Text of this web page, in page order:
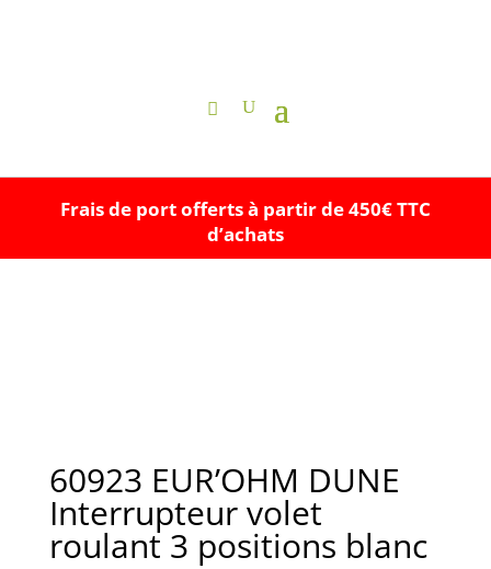
Frais de port offerts à partir de 450€ TTC
d’achats
60923 EUR’OHM DUNE
Interrupteur volet
roulant 3 positions blanc